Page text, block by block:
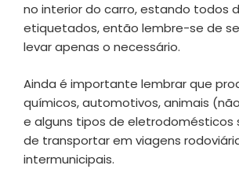
no interior do carro, estando todos
etiquetados, então lembre-se de
levar apenas o necessário.
Ainda é importante lembrar que
químicos, automotivos, animais
e alguns tipos de eletrodomésticos
de transportar em viagens
intermunicipais.